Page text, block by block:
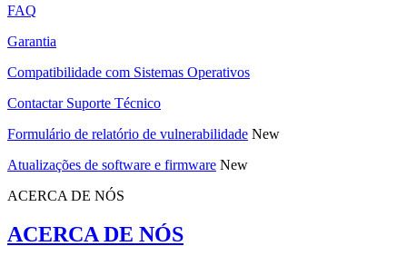
FAQ
Garantia
Compatibilidade com Sistemas Operativos
Contactar Suporte Técnico
Formulário de relatório de vulnerabilidade New
Atualizações de software e firmware New
ACERCA DE NÓS
ACERCA DE NÓS